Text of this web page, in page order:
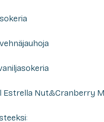
Estrella Nut&Cranberry